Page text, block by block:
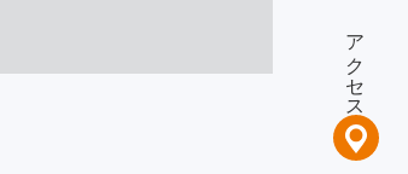
アクセス